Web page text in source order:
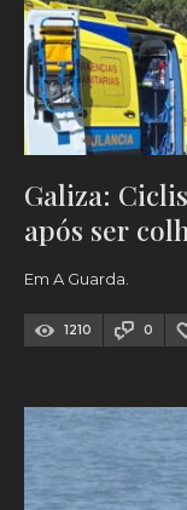
Galiza:
após ser
Em A Guarda.
1210 0